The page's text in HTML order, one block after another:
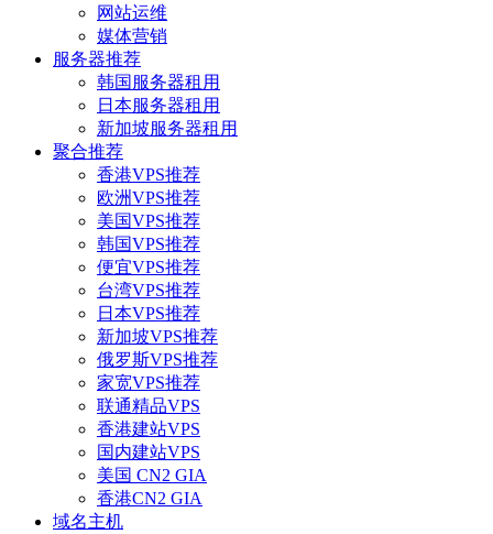
网站运维
媒体营销
服务器推荐
韩国服务器租用
日本服务器租用
新加坡服务器租用
聚合推荐
香港VPS推荐
欧洲VPS推荐
美国VPS推荐
韩国VPS推荐
便宜VPS推荐
台湾VPS推荐
日本VPS推荐
新加坡VPS推荐
俄罗斯VPS推荐
家宽VPS推荐
联通精品VPS
香港建站VPS
国内建站VPS
美国 CN2 GIA
香港CN2 GIA
域名主机